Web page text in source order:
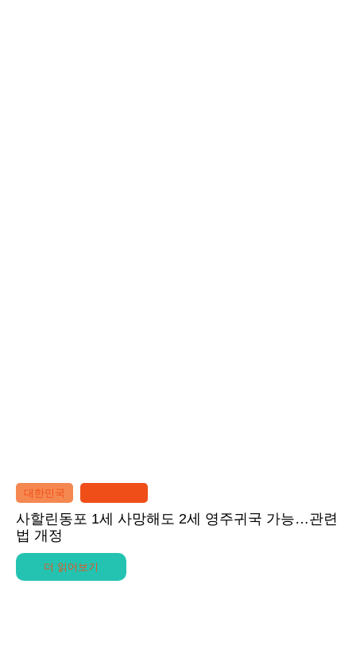
대한민국
사할린동포 1세 사망해도 2세 영주귀국 가능…관련
법 개정
더 읽어보기